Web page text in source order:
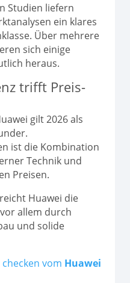
Studien liefern
ein klares
Über mehrere
sich einige
heraus.
trifft Preis-
gilt 2026 als
ist die Kombination
Technik und
Preisen.
Huawei die
allem durch
und solide
vom Huawei